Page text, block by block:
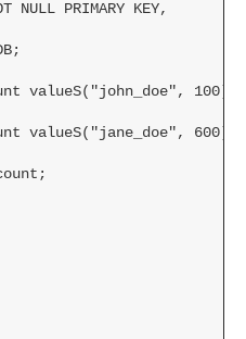
NULL PRIMARY KEY,
valueS("john_doe", 100);
valueS("jane_doe", 600);